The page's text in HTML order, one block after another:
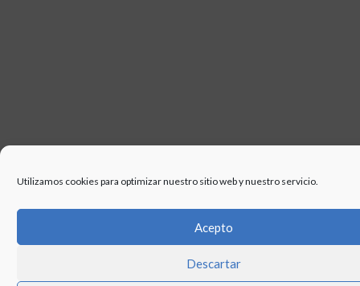
Utilizamos cookies para optimizar nuestro sitio web y nuestro servicio.
Acepto
Descartar